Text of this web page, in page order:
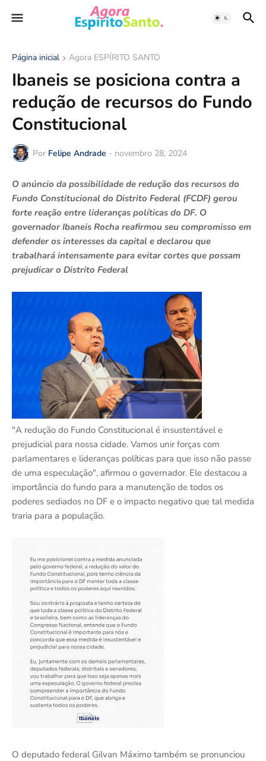
Página inicial Agora ESPÍRITO SANTO
Ibaneis se posiciona contra a
redução de recursos do Fundo
Constitucional
Por Felipe Andrade - novembro 28, 2024
O anúncio da possibilidade de redução dos recursos do
Fundo Constitucional do Distrito Federal (FCDF) gerou
forte reação entre lideranças políticas do DF. O
governador Ibaneis Rocha reafirmou seu compromisso em
defender os interesses da capital e declarou que
trabalhará intensamente para evitar cortes que possam
prejudicar o Distrito Federal
"A redução do Fundo Constitucional é insustentável e
prejudicial para nossa cidade. Vamos unir forças com
parlamentares e lideranças políticas para que isso não passe
de uma especulação", afirmou o governador. Ele destacou a
importância do fundo para a manutenção de todos os
poderes sediados no DF e o impacto negativo que tal medida
traria para a população.
O deputado federal Gilvan Máximo também se pronunciou